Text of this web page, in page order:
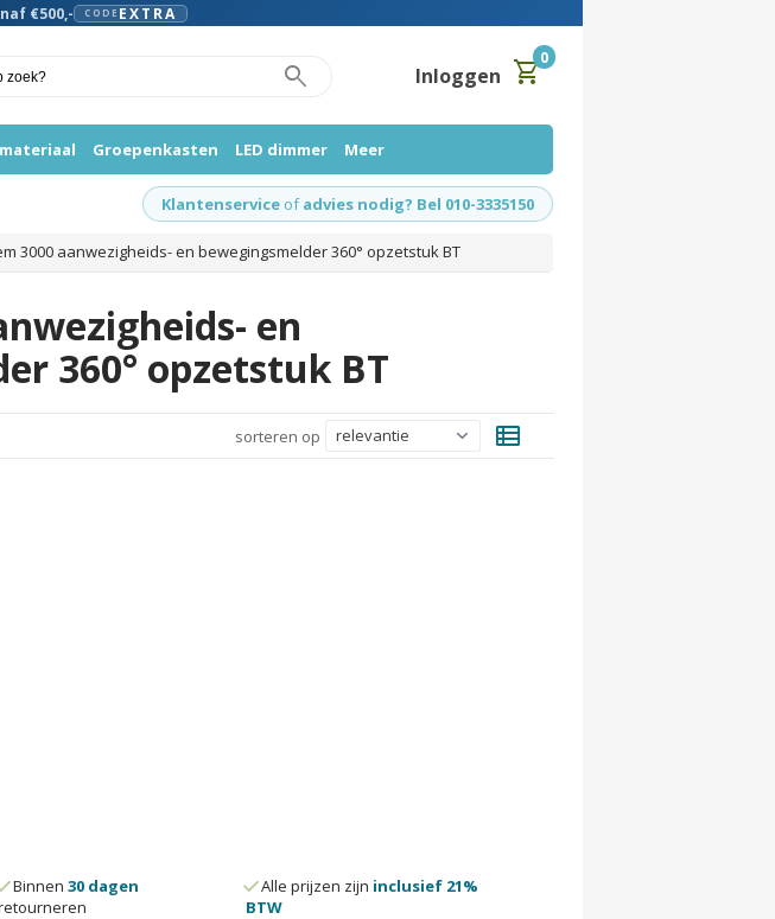
€500,- CODE EXTRA
search Inloggen shopping_cart0
Groepenkasten LED dimmer Meer
Klantenservice of advies nodig? Bel 010-3335150
3000 aanwezigheids- en bewegingsmelder 360° opzetstuk BT
en
360° opzetstuk BT
sorteren op view_list
Binnen 30 dagen
Alle prijzen zijn inclusief 21%
BTW